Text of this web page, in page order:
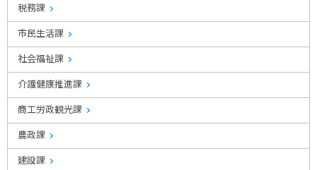
税務課
市民生活課
社会福祉課
介護健康推進課
商工労政観光課
農政課
建設課